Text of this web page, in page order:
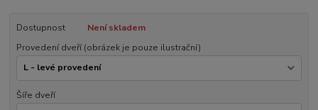
Dostupnost
Není skladem
Provedení dveří (obrázek je pouze ilustrační)
Šíře dveří